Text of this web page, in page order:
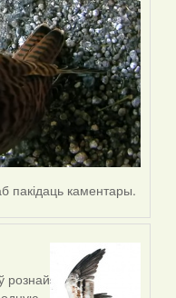
пакідаць каментары.
рознай